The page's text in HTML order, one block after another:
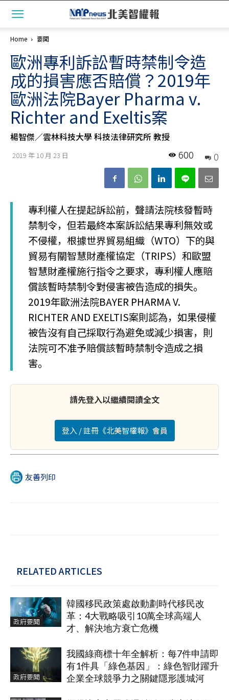
Home 要聞
歐洲專利訴訟暫時禁制令造
成的損害應否賠償？2019年
歐洲法院Bayer Pharma v.
Richter and Exeltis案
楊智傑／雲林科技大學 科技法律研究所 教授
2019 年 10 月 23 日 0
600
專利權人在提起訴訟前，聲請法院核發暫時
禁制令，但若最終本案訴訟結果專利無效或
不侵權，根據世界貿易組織（WTO）下的與
貿易有關智慧財產權協定（TRIPS）和歐盟
智慧財產權施行指令之要求，專利權人應賠
償該暫時禁制令對侵害被告造成的損失。
2019年歐洲法院BAYER PHARMA V.
RICHTER AND EXELTIS案則認為，如果侵權
被告沒有自己採取行為避免或減少損害，則
法院可不准予賠償該暫時禁制令造成之損
害。
請先登入以繼續閱讀全文
登入 / 註冊《北美智權報》會員
友善列印
RELATED ARTICLES
政府要聞
韓國移民政策處啟動劃時代移民改
革：4大戰略吸引10萬全球高端人
才、解決地方衰亡危機
政府要聞
我國綠商標十年全解析：每7件申請即
有1件具「綠色基因」：綠色智財躍升
企業全球競爭力之關鍵隱形護城河